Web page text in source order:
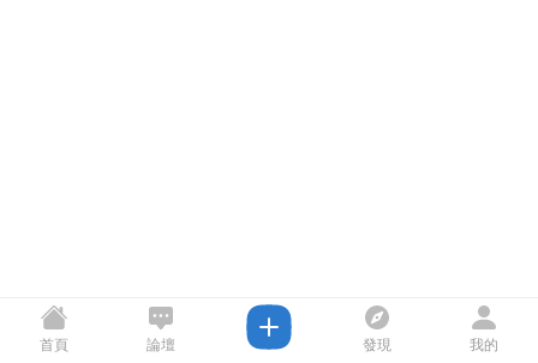
首頁 論壇 發現 我的